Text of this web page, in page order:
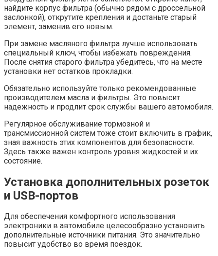
найдите корпус фильтра (обычно рядом с дроссельной
заслонкой), открутите крепления и достаньте старый
элемент, заменив его новым.
При замене масляного фильтра лучше использовать
специальный ключ, чтобы избежать повреждения.
После снятия старого фильтра убедитесь, что на месте
установки нет остатков прокладки.
Обязательно используйте только рекомендованные
производителем масла и фильтры. Это повысит
надежность и продлит срок службы вашего автомобиля.
Регулярное обслуживание тормозной и
трансмиссионной систем тоже стоит включить в график,
зная важность этих компонентов для безопасности.
Здесь также важен контроль уровня жидкостей и их
состояние.
Установка дополнительных розеток
и USB-портов
Для обеспечения комфортного использования
электроники в автомобиле целесообразно установить
дополнительные источники питания. Это значительно
повысит удобство во время поездок.